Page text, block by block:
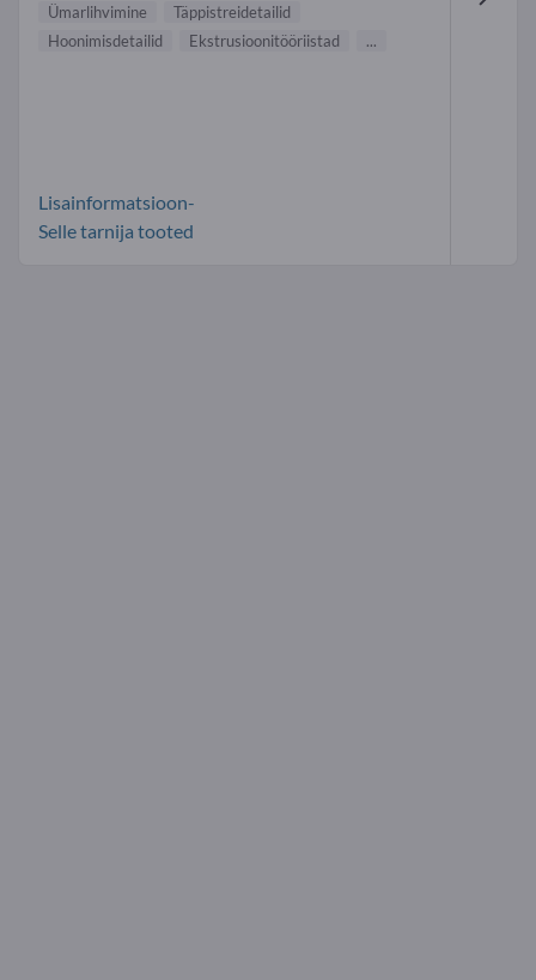
Ümarlihvimine
Täppistreidetailid
Hoonimisdetailid
Ekstrusioonitööriistad ...
Lisainformatsioon-
Selle tarnija tooted